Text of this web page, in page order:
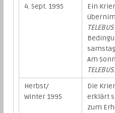
4. Sept. 1995
Ein
TELEBUS
Am
TELEBUS.
Herbst/
Winter 1995
Die
erklärt
zum